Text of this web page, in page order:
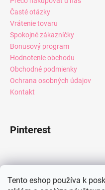
Tento eshop používa k
Časté otázky
Vrátenie tovaru
Spokojné zákazníčky
Bonusový program
Hodnotenie obchodu
Obchodné podmienky
Ochrana osobných údajov
Kontakt
Pinterest